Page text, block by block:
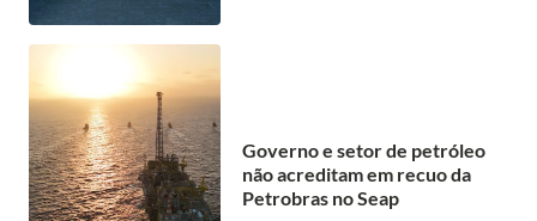
Governo e setor de petróleo
não acreditam em recuo da
Petrobras no Seap